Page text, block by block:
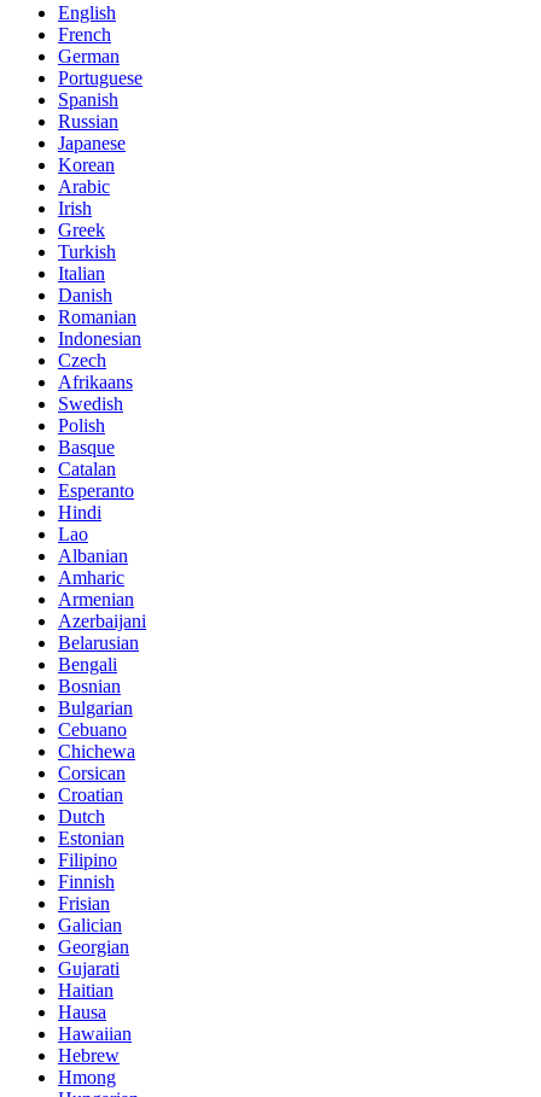
English
French
German
Portuguese
Spanish
Russian
Japanese
Korean
Arabic
Irish
Greek
Turkish
Italian
Danish
Romanian
Indonesian
Czech
Afrikaans
Swedish
Polish
Basque
Catalan
Esperanto
Hindi
Lao
Albanian
Amharic
Armenian
Azerbaijani
Belarusian
Bengali
Bosnian
Bulgarian
Cebuano
Chichewa
Corsican
Croatian
Dutch
Estonian
Filipino
Finnish
Frisian
Galician
Georgian
Gujarati
Haitian
Hausa
Hawaiian
Hebrew
Hmong